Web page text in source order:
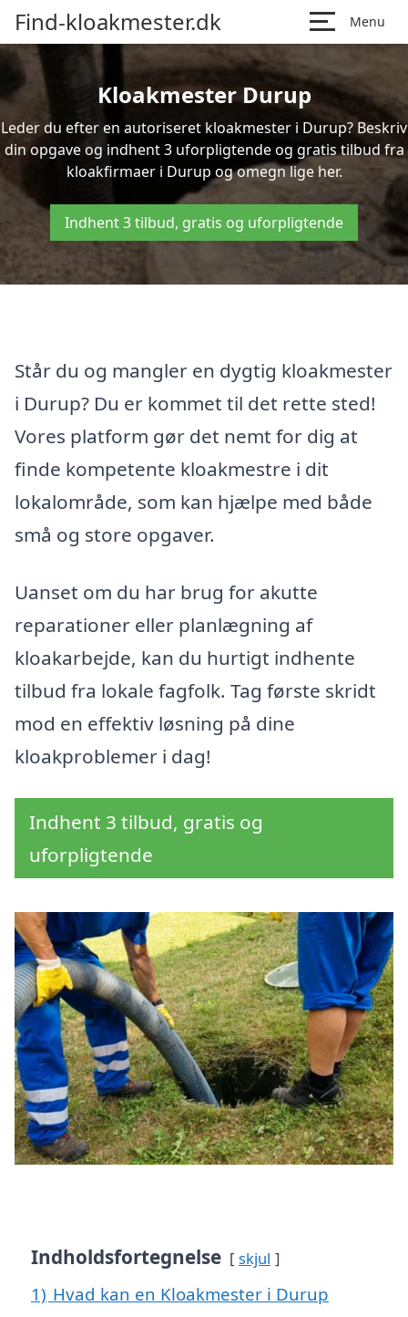
Find-kloakmester.dk Menu
Kloakmester Durup
Leder du efter en autoriseret kloakmester i Durup? Beskriv
din opgave og indhent 3 uforpligtende og gratis tilbud fra
kloakfirmaer i Durup og omegn lige her.
Indhent 3 tilbud, gratis og uforpligtende
Står du og mangler en dygtig kloakmester
i Durup? Du er kommet til det rette sted!
Vores platform gør det nemt for dig at
finde kompetente kloakmestre i dit
lokalområde, som kan hjælpe med både
små og store opgaver.
Uanset om du har brug for akutte
reparationer eller planlægning af
kloakarbejde, kan du hurtigt indhente
tilbud fra lokale fagfolk. Tag første skridt
mod en effektiv løsning på dine
kloakproblemer i dag!
Indhent 3 tilbud, gratis og
uforpligtende
Indholdsfortegnelse skjul
1) Hvad kan en Kloakmester i Durup